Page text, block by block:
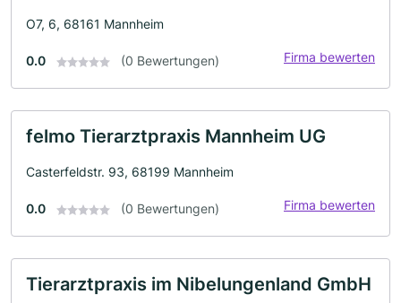
O7, 6, 68161 Mannheim
0.0 (0 Bewertungen) Firma bewerten
felmo Tierarztpraxis Mannheim UG
Casterfeldstr. 93, 68199 Mannheim
0.0 (0 Bewertungen) Firma bewerten
Tierarztpraxis im Nibelungenland GmbH